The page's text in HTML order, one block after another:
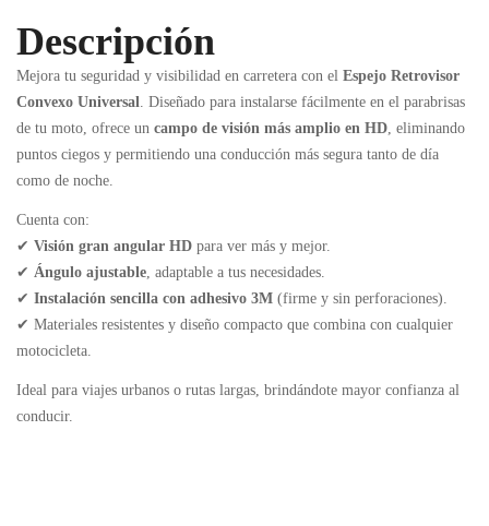
Descripción
Mejora tu seguridad y visibilidad en carretera con el Espejo Retrovisor
Convexo Universal
. Diseñado para instalarse fácilmente en el parabrisas
de tu moto, ofrece un campo de visión más amplio en HD , eliminando
puntos ciegos y permitiendo una conducción más segura tanto de día
como de noche.
Cuenta con:
✔ Visión gran angular HD para ver más y mejor.
✔ Ángulo ajustable , adaptable a tus necesidades.
✔ Instalación sencilla con adhesivo 3M (firme y sin perforaciones).
✔ Materiales resistentes y diseño compacto que combina con cualquier
motocicleta.
Ideal para viajes urbanos o rutas largas, brindándote mayor confianza al
conducir.